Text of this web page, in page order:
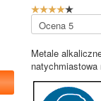
O
c
e
a
u
ż
Proszę,
oceń
Metale